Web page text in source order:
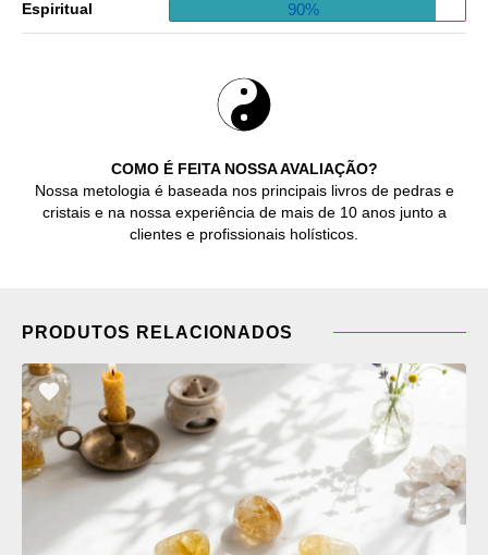
COMO É FEITA NOSSA AVALIAÇÃO?
Nossa metologia é baseada nos principais livros de pedras e
cristais e na nossa experiência de mais de 10 anos junto a
clientes e profissionais holísticos.
Espiritual 90%
PRODUTOS RELACIONADOS
ADICIONAR
OS
FAVORITOS